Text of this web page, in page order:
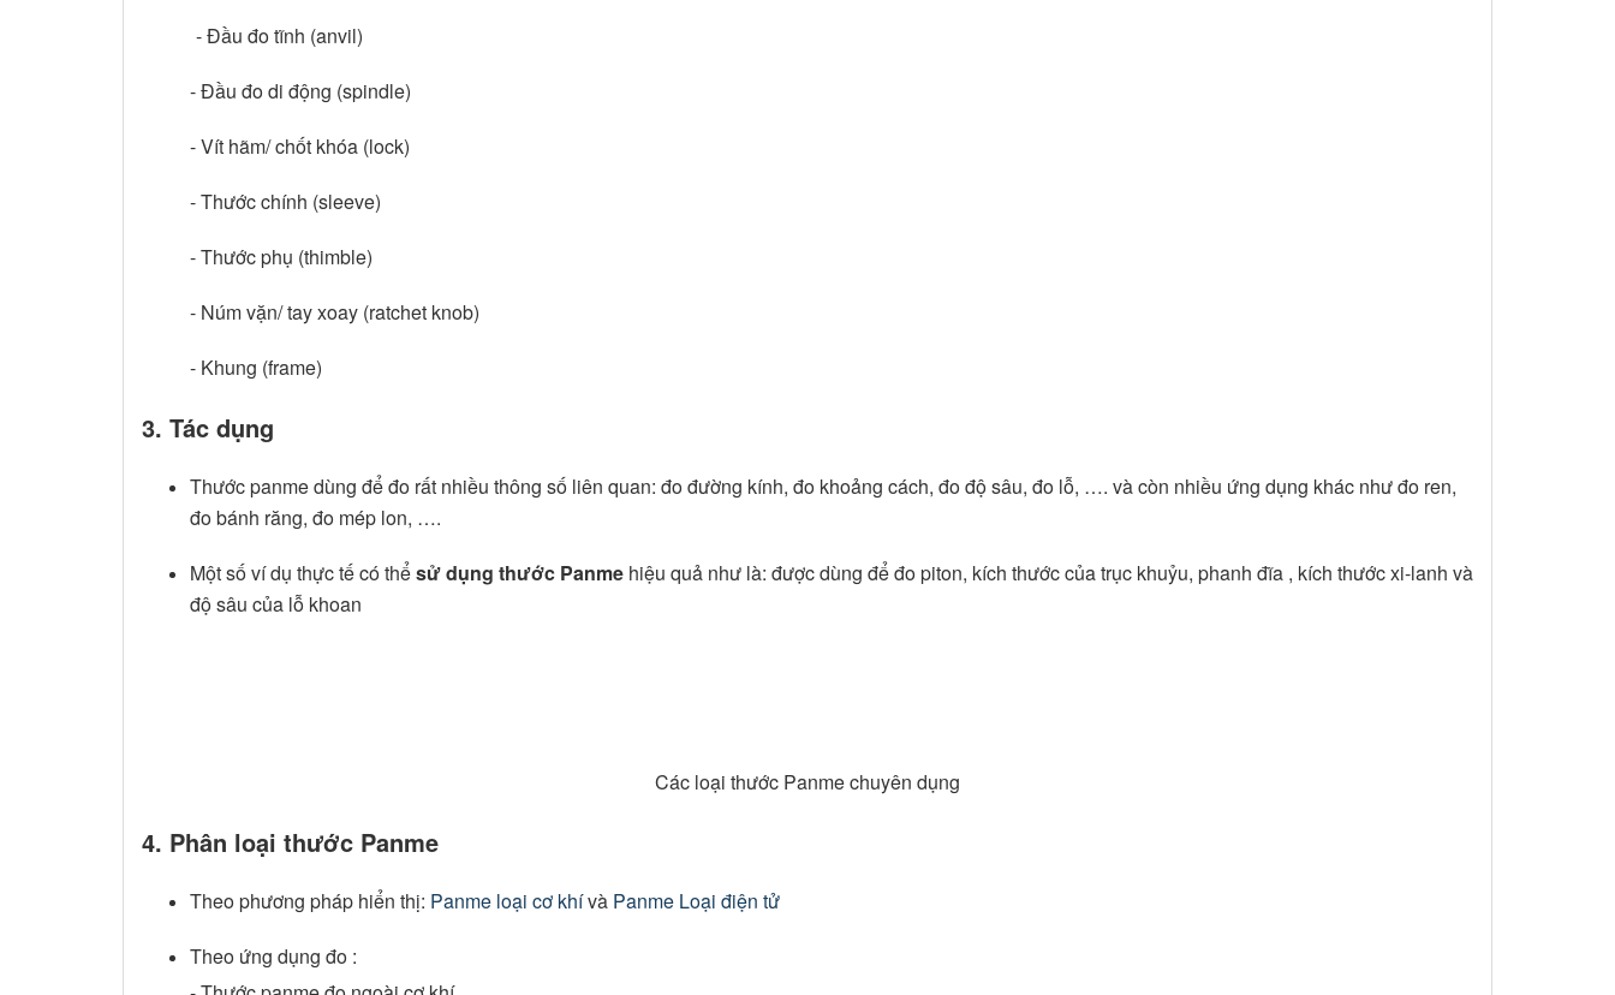
- Đầu đo tĩnh (anvil)
- Đầu đo di động (spindle)
- Vít hãm/ chốt khóa (lock)
- Thước chính (sleeve)
- Thước phụ (thimble)
- Núm vặn/ tay xoay (ratchet knob)
- Khung (frame)
3. Tác dụng
Thước panme dùng để đo rất nhiều thông số liên quan: đo đường kính, đo khoảng cách, đo độ sâu, đo lỗ, …. và còn nhiều ứng dụng khác như đo ren,
đo bánh răng, đo mép lon, ….
Một số ví dụ thực tế có thểsử dụng thước Panme hiệu quả như là: được dùng để đo piton, kích thước của trục khuỷu, phanh đĩa , kích thước xi-lanh và
độ sâu của lỗ khoan
Các loại thước Panme chuyên dụng
4. Phân loại thước Panme
Theo phương pháp hiển thị: Panme loại cơ khívà Panme Loại điện tử
Theo ứng dụng đo :